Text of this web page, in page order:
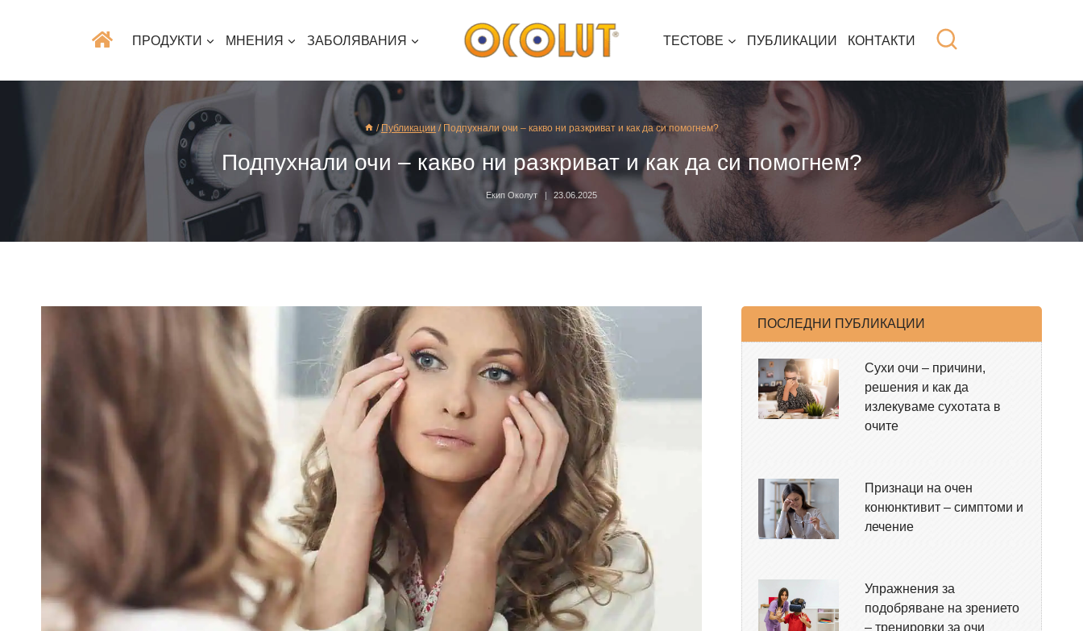
ПРОДУКТИ МНЕНИЯ ЗАБОЛЯВАНИЯ ТЕСТОВЕ ПУБЛИКАЦИИ КОНТАКТИ
/ Публикации / Подпухнали очи – какво ни разкриват и как да си помогнем?
Подпухнали очи – какво ни разкриват и как да си помогнем?
Екип Околут 23.06.2025
ПОСЛЕДНИ ПУБЛИКАЦИИ
Сухи очи – причини,
решения и как да
излекуваме сухотата в
очите
Признаци на очен
конюнктивит – симптоми и
лечение
Упражнения за
подобряване на зрението
– тренировки за очи